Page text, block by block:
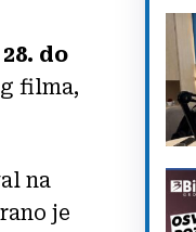
28. do
filma,
na
je